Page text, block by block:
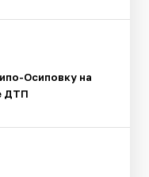
Осиповку на
ДТП